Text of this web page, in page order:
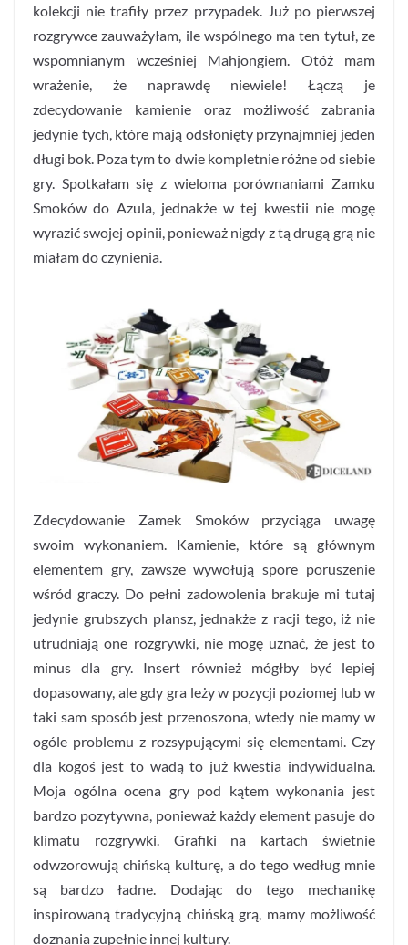
kolekcji nie trafiły przez przypadek. Już po pierwszej
rozgrywce zauważyłam, ile wspólnego ma ten tytuł, ze
wspomnianym wcześniej Mahjongiem. Otóż mam
wrażenie, że naprawdę niewiele! Łączą je
zdecydowanie kamienie oraz możliwość zabrania
jedynie tych, które mają odsłonięty przynajmniej jeden
długi bok. Poza tym to dwie kompletnie różne od siebie
gry. Spotkałam się z wieloma porównaniami Zamku
Smoków do Azula, jednakże w tej kwestii nie mogę
wyrazić swojej opinii, ponieważ nigdy z tą drugą grą nie
miałam do czynienia.
Zdecydowanie Zamek Smoków przyciąga uwagę
swoim wykonaniem. Kamienie, które są głównym
elementem gry, zawsze wywołują spore poruszenie
wśród graczy. Do pełni zadowolenia brakuje mi tutaj
jedynie grubszych plansz, jednakże z racji tego, iż nie
utrudniają one rozgrywki, nie mogę uznać, że jest to
minus dla gry. Insert również mógłby być lepiej
dopasowany, ale gdy gra leży w pozycji poziomej lub w
taki sam sposób jest przenoszona, wtedy nie mamy w
ogóle problemu z rozsypującymi się elementami. Czy
dla kogoś jest to wadą to już kwestia indywidualna.
Moja ogólna ocena gry pod kątem wykonania jest
bardzo pozytywna, ponieważ każdy element pasuje do
klimatu rozgrywki. Grafiki na kartach świetnie
odwzorowują chińską kulturę, a do tego według mnie
są bardzo ładne. Dodając do tego mechanikę
inspirowaną tradycyjną chińską grą, mamy możliwość
doznania zupełnie innej kultury.